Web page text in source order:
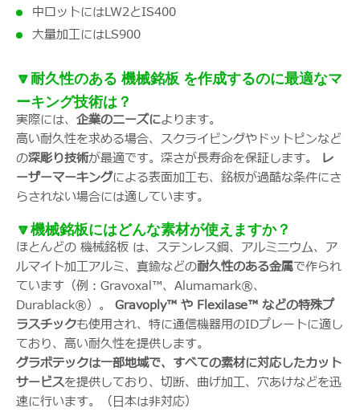
中ロットにはLW2とIS400
大量加工にはLS900
🔽耐久性のある 機械銘板 を作成するのに最適なマ
ーキング技術は？
実際には、 企業のニーズによります。
高い耐久性を求める場合、スクライビングやドットピンなど
の深彫り技術が最適です。深さが長寿命を保証します。 レ
ーザーマーキングによる表面加工も、銘板が過酷な条件にさ
らされない場合には適しています。
🔽機械銘板にはどんな素材が使えますか？
ほとんどの 機械銘板 は、ステンレス鋼、アルミニウム、ア
ルマイト加工アルミ、真鍮などの耐久性のある金属で作られ
ています（例：Gravoxal™、Alumamark®、
Durablack®）。 Gravoply™ や Flexilase™ などの特殊プ
ラスチックも使用され、特に通信機器用のIDプレートに適し
ており、高い耐久性を提供します。
グラボテックは一部地域で、すべての素材に対応したカット
サービスを提供しており、切断、曲げ加工、穴あけなどを迅
速に行います。（日本は非対応）